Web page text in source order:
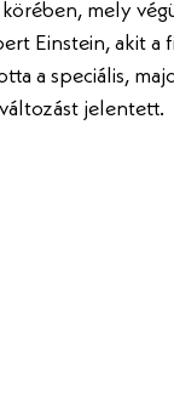
mely
Einstein, akit a
a speciális,
jelentett.